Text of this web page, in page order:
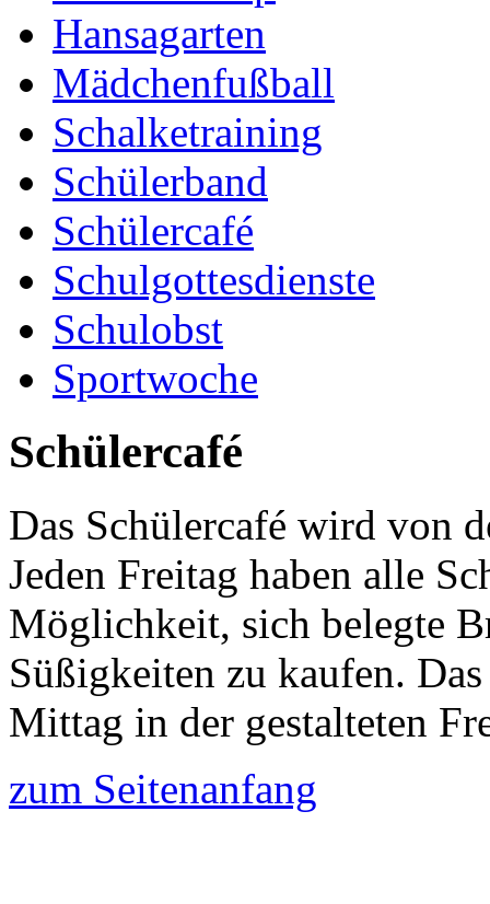
Hansagarten
Mädchenfußball
Schalketraining
Schülerband
Schülercafé
Schulgottesdienste
Schulobst
Sportwoche
Schülercafé
Das Schülercafé wird von
Jeden Freitag haben alle
Möglichkeit, sich belegte
Süßigkeiten zu kaufen.
Mittag in der gestalteten
zum Seitenanfang